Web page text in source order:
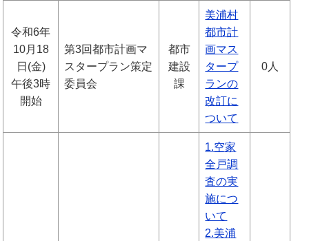
令和6年
10月18
日(金)
午後3時
開始
第3回都市計画マ
スタープラン策定
委員会
都市
建設
課
美浦村
都市計
画マス
タープ
ランの
改訂に
ついて
0人
1.空家
全戸調
査の実
施につ
いて
2.美浦